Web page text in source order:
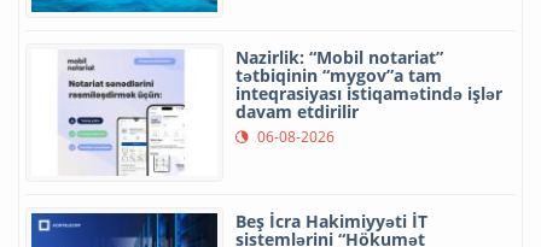
Nazirlik: “Mobil notariat”
tətbiqinin “mygov”a tam
inteqrasiyası istiqamətində işlər
davam etdirilir
06-08-2026
Beş İcra Hakimiyyəti İT
sistemlərini “Hökumət